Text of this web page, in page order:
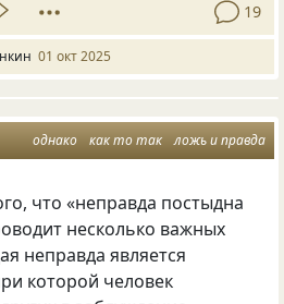
19
01 окт 2025
однако как то так ложь и правда
, что «неправда постыдна
несколько важных
неправда является
которой человек